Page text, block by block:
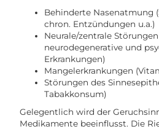
Behinderte Nasenatmung
chron. Entzündungen u.a.)
Neurale/zentrale
neurodegenerative und
Erkrankungen)
Mangelerkrankungen
Störungen des
Tabakkonsum)
Gelegentlich wird der
Medikamente beeinflusst. Die